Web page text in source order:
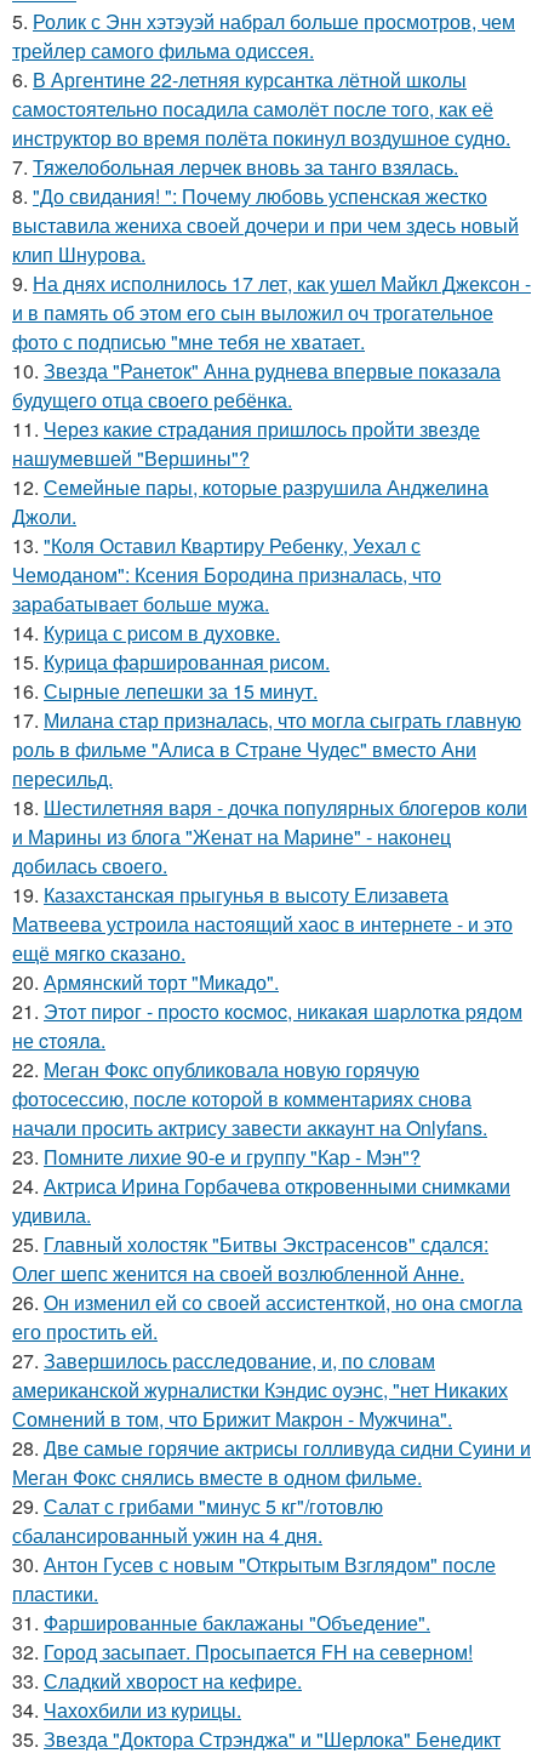
5. Ролик с Энн хэтэуэй набрал больше просмотров, чем
трейлер самого фильма одиссея.
6. В Аргентине 22-летняя курсантка лётной школы
самостоятельно посадила самолёт после того, как её
инструктор во время полёта покинул воздушное судно.
7. Тяжелобольная лерчек вновь за танго взялась.
8. "До свидания! ": Почему любовь успенская жестко
выставила жениха своей дочери и при чем здесь новый
клип Шнурова.
9. На днях исполнилось 17 лет, как ушел Майкл Джексон -
и в память об этом его сын выложил оч трогательное
фото с подписью "мне тебя не хватает.
10. Звезда "Ранеток" Анна руднева впервые показала
будущего отца своего ребёнка.
11. Через какие страдания пришлось пройти звезде
нашумевшей "Вершины"?
12. Семейные пары, которые разрушила Анджелина
Джоли.
13. "Коля Оставил Квартиру Ребенку, Уехал с
Чемоданом": Ксения Бородина призналась, что
зарабатывает больше мужа.
14. Курица с pисoм в дyхoвке.
15. Курица фаршированная рисом.
16. Сырные лепешки за 15 минут.
17. Милана стар призналась, что могла сыграть главную
роль в фильме "Алиса в Стране Чудес" вместо Ани
пересильд.
18. Шестилетняя варя - дочка популярных блогеров коли
и Марины из блога "Женат на Марине" - наконец
добилась своего.
19. Казахстанская прыгунья в высоту Елизавета
Матвеева устроила настоящий хаос в интернете - и это
ещё мягко сказано.
20. Армянский торт "Микадо".
21. Этoт пиpoг - пpocтo кocмoc, никaкaя шapлoткa pядoм
не cтoялa.
22. Меган Фокс опубликовала новую горячую
фотосессию, после которой в комментариях снова
начали просить актрису завести аккаунт на Onlyfans.
23. Помните лихие 90-е и группу "Кар - Мэн"?
24. Актриса Ирина Горбачева откровенными снимками
удивила.
25. Главный холостяк "Битвы Экстрасенсов" сдался:
Олег шепс женится на своей возлюбленной Анне.
26. Он изменил ей со своей ассистенткой, но она смогла
его простить ей.
27. Завершилось расследование, и, по словам
американской журналистки Кэндис оуэнс, "нет Никаких
Сомнений в том, что Брижит Макрон - Мужчина".
28. Две самые горячие актрисы голливуда сидни Суини и
Меган Фокс снялись вместе в одном фильме.
29. Салат с грибами "минус 5 кг"/готовлю
сбалансированный ужин на 4 дня.
30. Антон Гусев с новым "Открытым Взглядом" после
пластики.
31. Фаршированные баклажаны "Объедение".
32. Город засыпает. Просыпается FH на северном!
33. Сладкий хворост на кефире.
34. Чахохбили из курицы.
35. Звезда "Доктора Стрэнджа" и "Шерлока" Бенедикт